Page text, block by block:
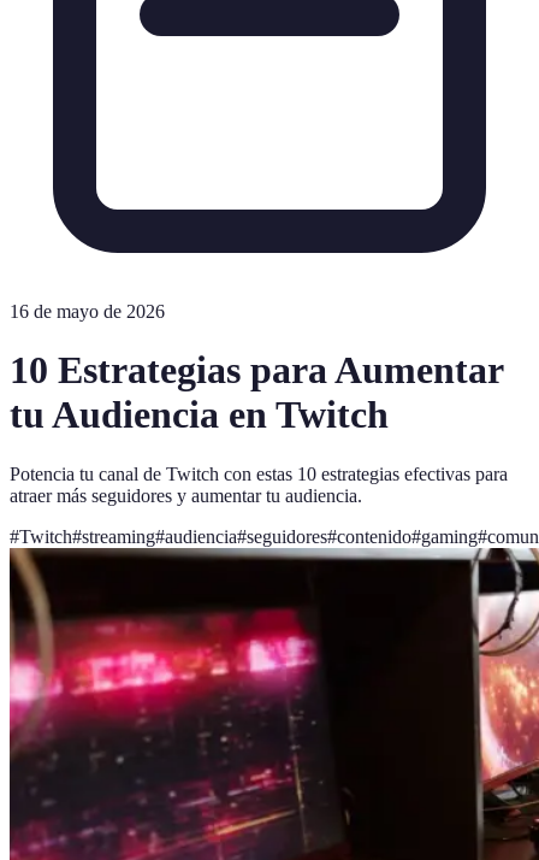
16 de mayo de 2026
10 Estrategias para Aumentar
tu Audiencia en Twitch
Potencia tu canal de Twitch con estas 10 estrategias efectivas para
atraer más seguidores y aumentar tu audiencia.
#Twitch#streaming#audiencia#seguidores#contenido#gaming#